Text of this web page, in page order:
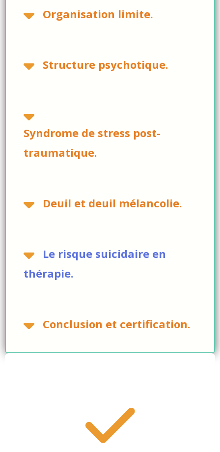
Organisation limite.
Structure psychotique.
Syndrome de stress post-
traumatique.
Deuil et deuil mélancolie.
Le risque suicidaire en
thérapie.
Conclusion et certification.